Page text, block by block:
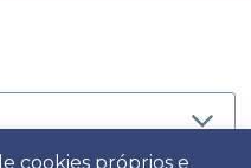
cookies próprios e